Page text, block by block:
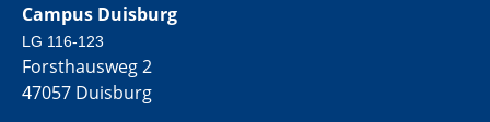
Campus Duisburg
LG 116-123
Forsthausweg 2
47057 Duisburg